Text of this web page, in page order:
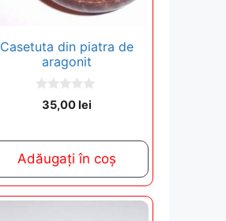
Casetuta din piatra de
aragonit
o
f
5
35,00lei
Adăugați în coș